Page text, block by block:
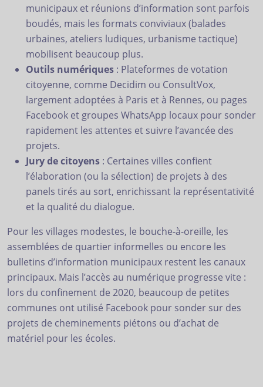
municipaux et réunions d’information sont parfois
boudés, mais les formats conviviaux (balades
urbaines, ateliers ludiques, urbanisme tactique)
mobilisent beaucoup plus.
Outils numériques : Plateformes de votation
citoyenne, comme Decidim ou ConsultVox,
largement adoptées à Paris et à Rennes, ou pages
Facebook et groupes WhatsApp locaux pour sonder
rapidement les attentes et suivre l’avancée des
projets.
Jury de citoyens : Certaines villes confient
l’élaboration (ou la sélection) de projets à des
panels tirés au sort, enrichissant la représentativité
et la qualité du dialogue.
Pour les villages modestes, le bouche-à-oreille, les
assemblées de quartier informelles ou encore les
bulletins d’information municipaux restent les canaux
principaux. Mais l’accès au numérique progresse vite :
lors du confinement de 2020, beaucoup de petites
communes ont utilisé Facebook pour sonder sur des
projets de cheminements piétons ou d’achat de
matériel pour les écoles.